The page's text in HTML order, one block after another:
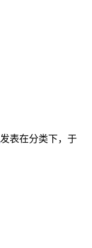
发表在分类下，于